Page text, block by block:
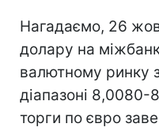
Нагадаємо, 26
долару на
валютному ринку
діапазоні 8,0080-
торги по євро